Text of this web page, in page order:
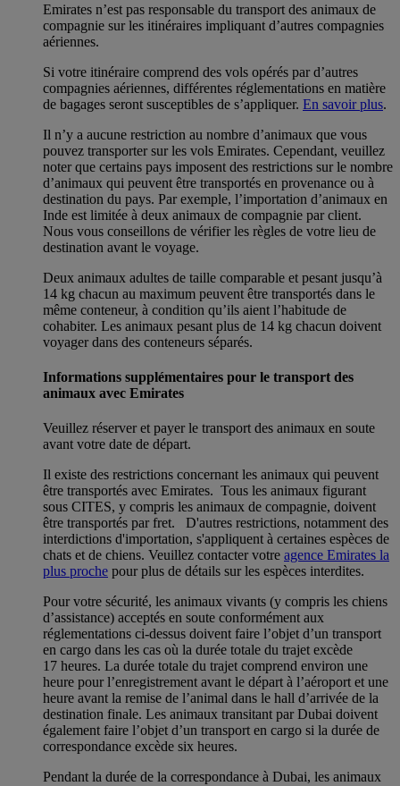
Emirates n’est pas responsable du transport des animaux de
compagnie sur les itinéraires impliquant d’autres compagnies
aériennes.
Si votre itinéraire comprend des vols opérés par d’autres
compagnies aériennes, différentes réglementations en matière
de bagages seront susceptibles de s’appliquer. En savoir plus.
Il n’y a aucune restriction au nombre d’animaux que vous
pouvez transporter sur les vols Emirates. Cependant, veuillez
noter que certains pays imposent des restrictions sur le nombre
d’animaux qui peuvent être transportés en provenance ou à
destination du pays. Par exemple, l’importation d’animaux en
Inde est limitée à deux animaux de compagnie par client.
Nous vous conseillons de vérifier les règles de votre lieu de
destination avant le voyage.
Deux animaux adultes de taille comparable et pesant jusqu’à
14 kg chacun au maximum peuvent être transportés dans le
même conteneur, à condition qu’ils aient l’habitude de
cohabiter. Les animaux pesant plus de 14 kg chacun doivent
voyager dans des conteneurs séparés.
Informations supplémentaires pour le transport des
animaux avec Emirates
Veuillez réserver et payer le transport des animaux en soute
avant votre date de départ.
Il existe des restrictions concernant les animaux qui peuvent
être transportés avec Emirates. Tous les animaux figurant
sous CITES, y compris les animaux de compagnie, doivent
être transportés par fret. D'autres restrictions, notamment des
interdictions d'importation, s'appliquent à certaines espèces de
chats et de chiens. Veuillez contacter votre agence Emirates la
plus proche pour plus de détails sur les espèces interdites.
Pour votre sécurité, les animaux vivants (y compris les chiens
d’assistance) acceptés en soute conformément aux
réglementations ci-dessus doivent faire l’objet d’un transport
en cargo dans les cas où la durée totale du trajet excède
17 heures. La durée totale du trajet comprend environ une
heure pour l’enregistrement avant le départ à l’aéroport et une
heure avant la remise de l’animal dans le hall d’arrivée de la
destination finale. Les animaux transitant par Dubai doivent
également faire l’objet d’un transport en cargo si la durée de
correspondance excède six heures.
Pendant la durée de la correspondance à Dubai, les animaux